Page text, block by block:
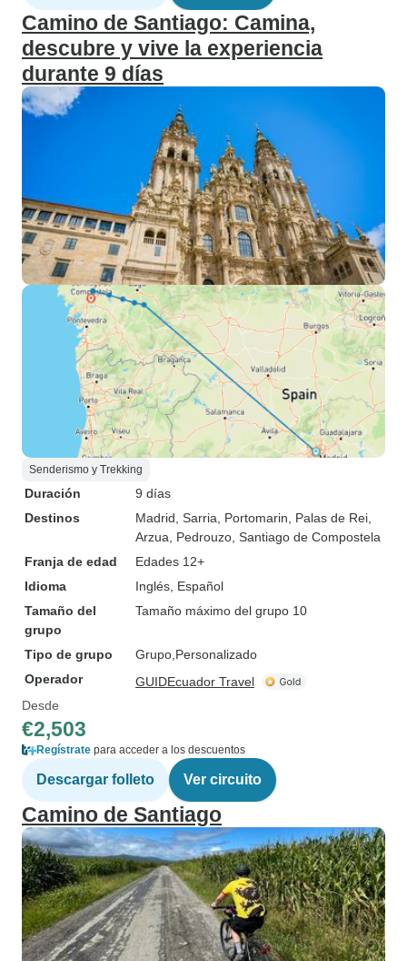
Camino de Santiago: Camina,
descubre y vive la experiencia
durante 9 días
Senderismo y Trekking
Duración
9 días
Destinos
Madrid , Sarria , Portomarin , Palas de Rei
Arzua , Pedrouzo , Santiago de Compostela
Franja de edad
Edades 12+
Idioma
Inglés, Español
Tamaño del
grupo
Tamaño máximo del grupo 10
Tipo de grupo Grupo Personalizado
Operador
GUIDEcuador Travel
Desde
€2,503
Regístrate para acceder a los descuentos
Descargar folleto Ver circuito
Camino de Santiago